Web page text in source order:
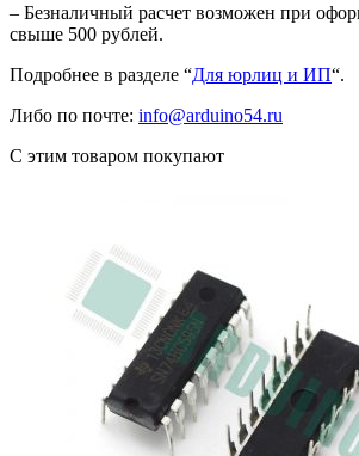
– Безналичный расчет возможен при
свыше 500 рублей.
Подробнее в разделе “Для юрлиц и ИП“.
Либо по почте: info@arduino54.ru
С этим товаром покупают